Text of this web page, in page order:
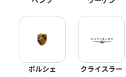
ポルシェ クライスラー